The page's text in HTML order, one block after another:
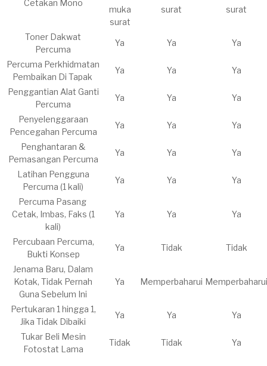
Cetakan Mono
muka
surat
surat
surat
​Toner Dakwat
Percuma
Ya Ya Ya
Percuma Perkhidmatan
Pembaikan Di Tapak
Ya Ya Ya
​Penggantian Alat Ganti
Percuma
Ya Ya Ya
​Penyelenggaraan
Pencegahan Percuma
Ya Ya Ya
​Penghantaran &
Pemasangan Percuma
Ya Ya Ya
Latihan Pengguna
Percuma (1 kali)
Ya Ya Ya
Percuma Pasang
Cetak, Imbas, Faks (1
kali)
Ya Ya Ya
​Percubaan Percuma,
Bukti Konsep
Ya Tidak Tidak
​​Jenama Baru, Dalam
Kotak, Tidak Pernah
Guna Sebelum Ini
Ya ​Memperbaharui ​Memperbaharui
​Pertukaran 1 hingga 1,
Jika Tidak Dibaiki
Ya Ya Ya
Tukar Beli ​Mesin
Fotostat Lama
Tidak Tidak Ya